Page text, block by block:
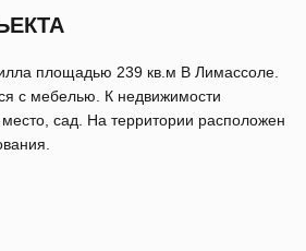
площадью 239 кв.м В Лимассоле.
с мебелью. К недвижимости
место, сад. На территории расположен